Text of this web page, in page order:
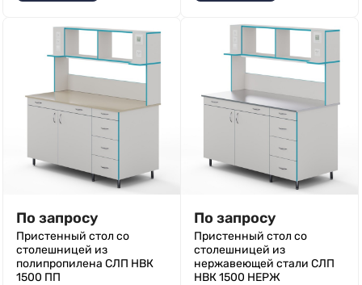
По запросу
Пристенный стол со
столешницей из
полипропилена СЛП НВК
1500 ПП
По запросу
Пристенный стол со
столешницей из
нержавеющей стали СЛП
НВК 1500 НЕРЖ